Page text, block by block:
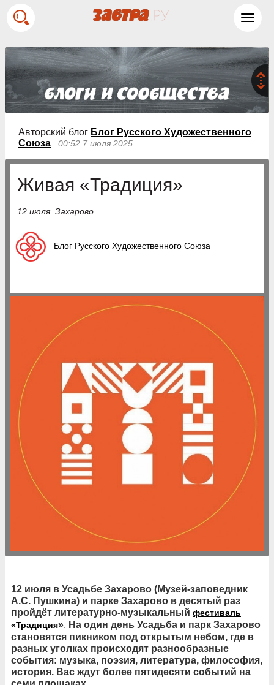
Авторский блог Блог Русского Художественного
Союза
00:52 7 июля 2025
Живая «Традиция»
12 июля. Захарово
Блог Русского Художественного Союза
12 июля в Усадьбе Захарово (Музей-заповедник
А.С. Пушкина) и парке Захарово в десятый раз
пройдёт литературно-музыкальный фестиваль
«Традиция». На один день Усадьба и парк Захарово
становятся пикником под открытым небом, где в
разных уголках происходят разнообразные
события: музыка, поэзия, литература, философия,
история. Вас ждут более пятидесяти событий на